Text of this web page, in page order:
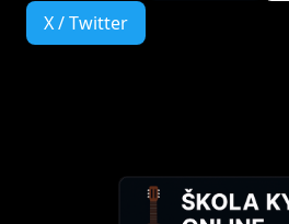
X / Twitter